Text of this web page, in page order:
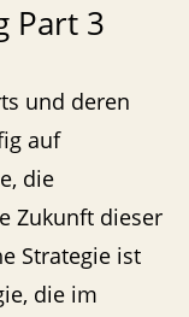
Part 3
und deren
auf
die
Zukunft dieser
Strategie ist
die im